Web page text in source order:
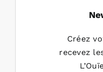
Créez
recevez